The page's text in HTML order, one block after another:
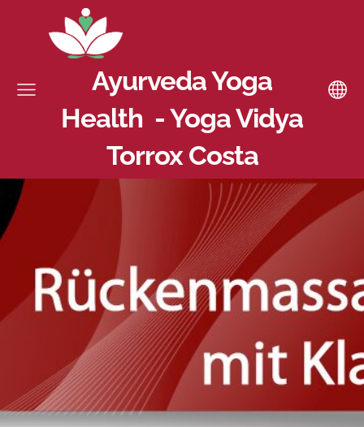
Ayurveda Yoga
Health - Yoga Vidya
Torrox Costa